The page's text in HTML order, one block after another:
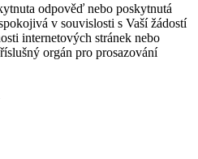
odpověď nebo poskytnutá
v souvislosti s Vaší žádostí
internetových stránek nebo
orgán pro prosazování